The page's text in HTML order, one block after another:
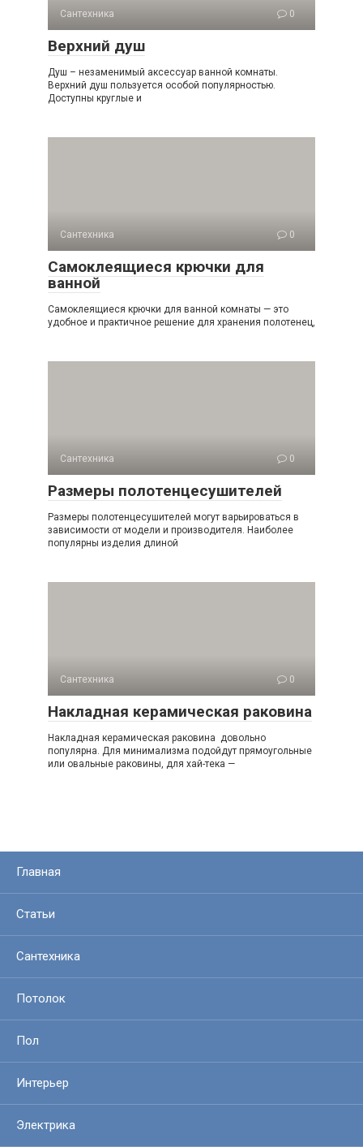
Сантехника 0
Верхний душ
Душ – незаменимый аксессуар ванной комнаты.
Верхний душ пользуется особой популярностью.
Доступны круглые и
Сантехника 0
Самоклеящиеся крючки для
ванной
Самоклеящиеся крючки для ванной комнаты — это
удобное и практичное решение для хранения полотенец,
Сантехника 0
Размеры полотенцесушителей
Размеры полотенцесушителей могут варьироваться в
зависимости от модели и производителя. Наиболее
популярны изделия длиной
Сантехника 0
Накладная керамическая раковина
Накладная керамическая раковина довольно
популярна. Для минимализма подойдут прямоугольные
или овальные раковины, для хай-тека —
Главная
Статьи
Сантехника
Потолок
Пол
Интерьер
Электрика